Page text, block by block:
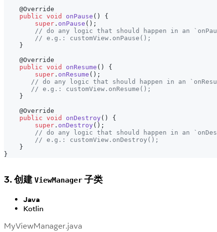
@Override
public void onPause ( )
{
super . onPause ( ) ;
// do any logic that should happen in an
// e.g.: customView.onPause();
}
@Override
public void onResume ( )
{
super . onResume ( ) ;
// do any logic that should happen in an
// e.g.: customView.onResume();
}
@Override
public void onDestroy ( )
{
super . onDestroy ( ) ;
// do any logic that should happen in an
// e.g.: customView.onDestroy();
}
}
3. 创建 ViewManager 子类
Java
Kotlin
MyViewManager.java